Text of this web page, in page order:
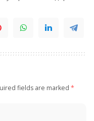
fields are marked *